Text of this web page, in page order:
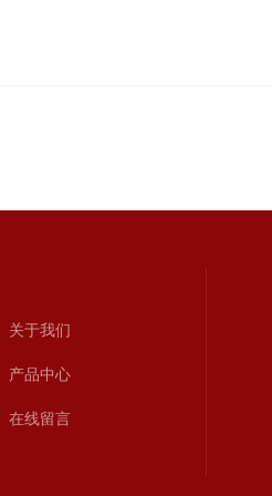
关于我们
产品中心
在线留言